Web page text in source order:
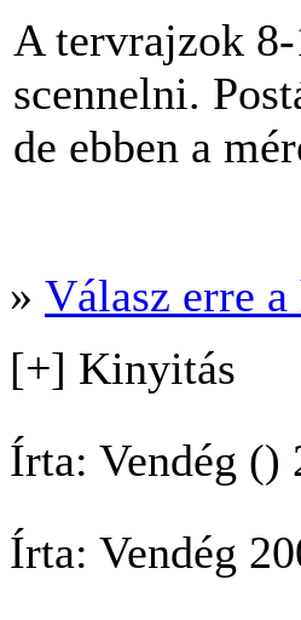
A tervrajzok
scennelni.
de ebben a
» Válasz erre
[+] Kinyitás
Írta: Vendég ()
Írta: Vendég